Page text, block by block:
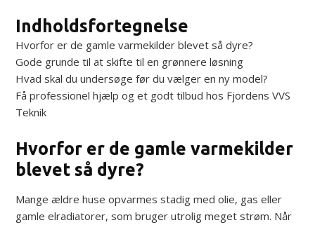
Indholdsfortegnelse
Hvorfor er de gamle varmekilder blevet så dyre?
Gode grunde til at skifte til en grønnere løsning
Hvad skal du undersøge før du vælger en ny model?
Få professionel hjælp og et godt tilbud hos Fjordens VVS
Teknik
Hvorfor er de gamle varmekilder
blevet så dyre?
Mange ældre huse opvarmes stadig med olie, gas eller
gamle elradiatorer, som bruger utrolig meget strøm. Når